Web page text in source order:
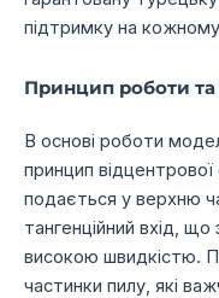
підтримку на кожному
Принцип роботи та
В основі роботи
принцип
подається у верхню
тангенційний вхід,
високою швидкістю.
частинки пилу, які